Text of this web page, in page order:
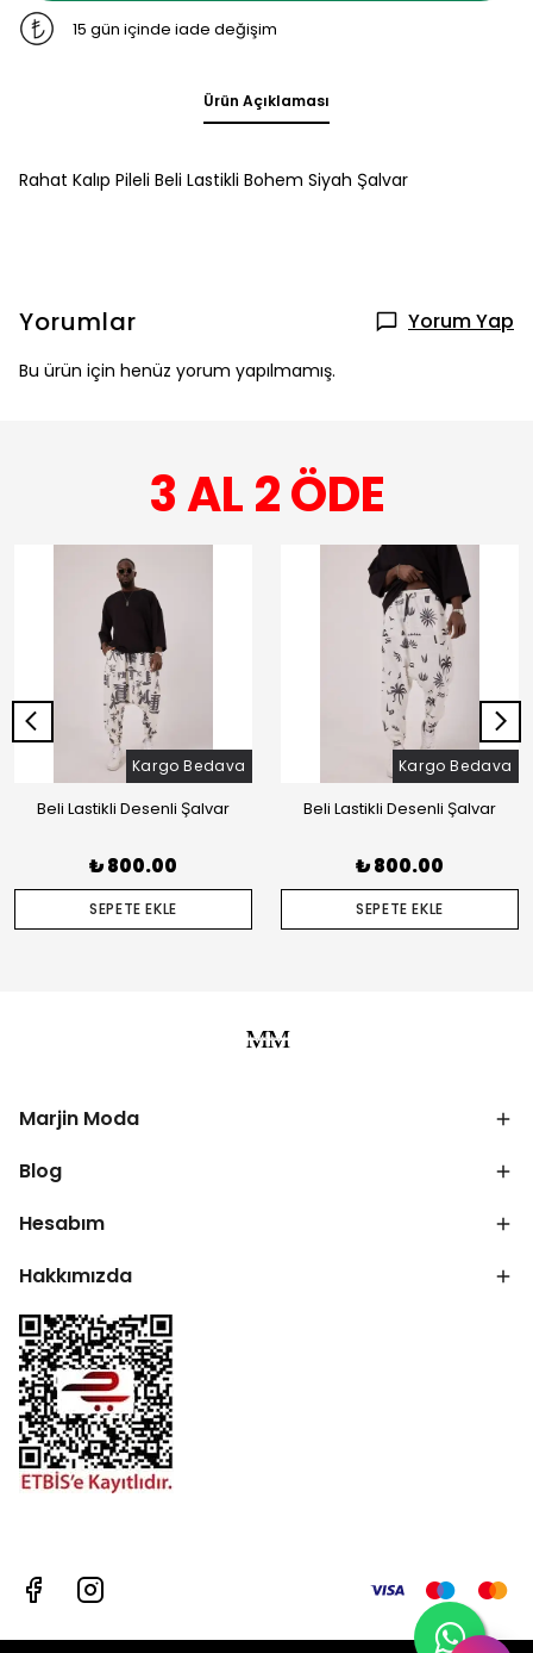
15 gün içinde iade değişim
Ürün Açıklaması
Rahat Kalıp Pileli Beli Lastikli Bohem Siyah Şalvar
Yorumlar Yorum Yap
Bu ürün için henüz yorum yapılmamış.
3 AL 2 ÖDE
Kargo Bedava
Beli Lastikli Desenli Şalvar
₺ 800.00
SEPETE EKLE
Kargo Bedava
Beli Lastikli Desenli Şalvar
₺ 800.00
SEPETE EKLE
Marjin Moda
Blog
Hesabım
Hakkımızda